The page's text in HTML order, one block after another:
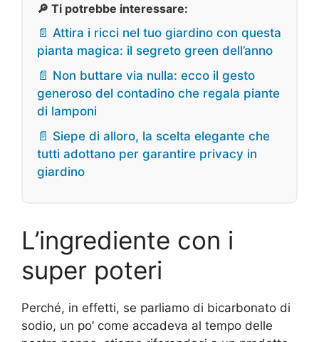
🔎 Ti potrebbe interessare:
📄 Attira i ricci nel tuo giardino con questa
pianta magica: il segreto green dell’anno
📄 Non buttare via nulla: ecco il gesto
generoso del contadino che regala piante
di lamponi
📄 Siepe di alloro, la scelta elegante che
tutti adottano per garantire privacy in
giardino
L’ingrediente con i
super poteri
Perché, in effetti, se parliamo di bicarbonato di
sodio, un po’ come accadeva al tempo delle